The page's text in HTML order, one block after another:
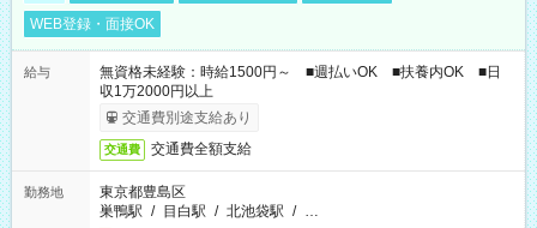
WEB登録・面接OK
給与
無資格未経験：時給1500円～ ■週払いOK ■扶養内OK ■日
収1万2000円以上
交通費別途支給あり
交通費 交通費全額支給
勤務地
東京都豊島区
巣鴨駅 / 目白駅 / 北池袋駅 / …